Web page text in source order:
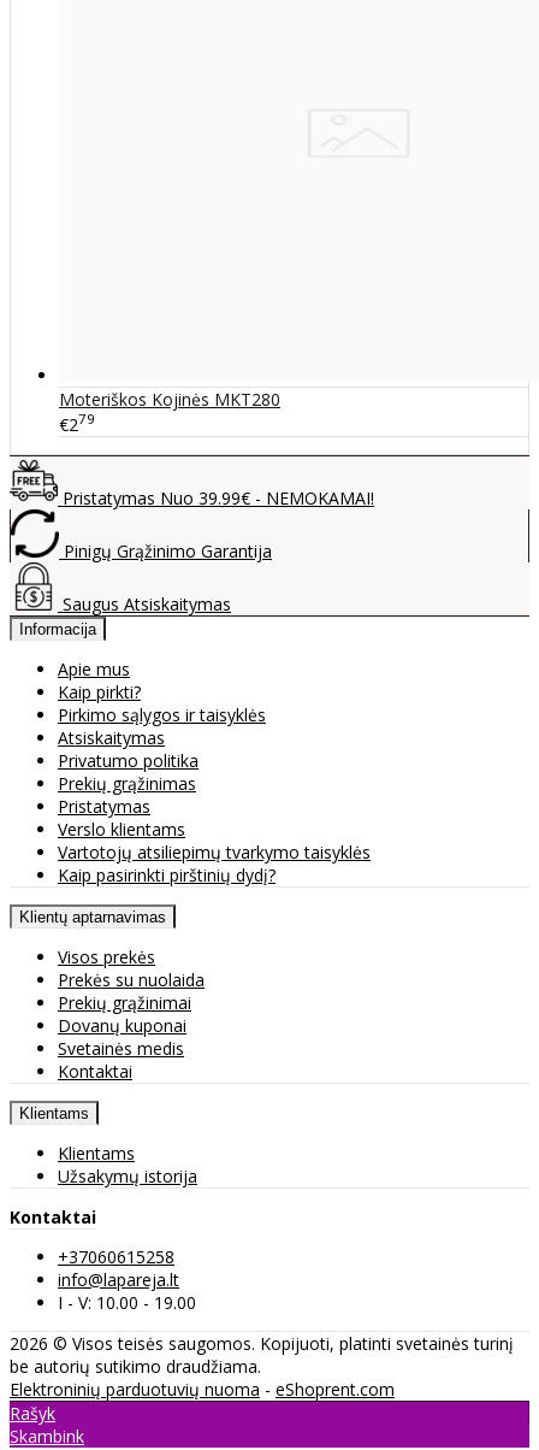
Moteriškos Kojinės MKT280
€279
Pristatymas Nuo 39.99€ - NEMOKAMAI!
Pinigų Grąžinimo Garantija
Saugus Atsiskaitymas
Informacija
Apie mus
Kaip pirkti?
Pirkimo sąlygos ir taisyklės
Atsiskaitymas
Privatumo politika
Prekių grąžinimas
Pristatymas
Verslo klientams
Vartotojų atsiliepimų tvarkymo taisyklės
Kaip pasirinkti pirštinių dydį?
Klientų aptarnavimas
Visos prekės
Prekės su nuolaida
Prekių grąžinimai
Dovanų kuponai
Svetainės medis
Kontaktai
Klientams
Klientams
Užsakymų istorija
Kontaktai
+37060615258
info@lapareja.lt
I - V: 10.00 - 19.00
2026 © Visos teisės saugomos. Kopijuoti, platinti svetainės turinį
be autorių sutikimo draudžiama.
Elektroninių parduotuvių nuoma - eShoprent.com
Rašyk
Skambink